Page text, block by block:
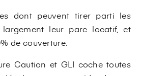
dont peuvent tirer parti les
leur parc locatif, et
de couverture.
Caution et GLI coche toutes